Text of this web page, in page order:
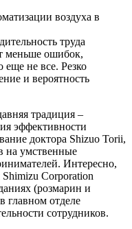
воздуха в
труда
меньше ошибок,
еще не все. Резко
и вероятность
традиция –
эффективности
доктора Shizuo Torii,
на умственные
Интересно,
Shimizu Corporation
(розмарин и
главном отделе
сотрудников.